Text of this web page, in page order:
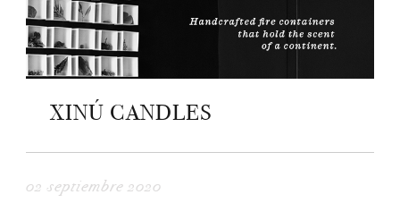
XINÚ CANDLES
02 septiembre 2020